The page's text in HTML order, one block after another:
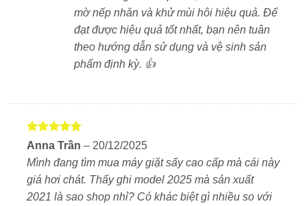
Trọng lượng:Khoảng 82 kg
Màu sắc:Trắng ngọc trai (Pearl White) – tạo cảm
bóng mờ, bền và chống trầy xước tốt
Lồng giặt nghiêng tiện lợi
Thiết kế nghiêng 7°giúp dễ lấy đồ và cải thiện
hiệu suất giặt nhờ chuyển động xoay đảo đều hơn
mờ nếp nhăn và khử mùi hôi hiệu quả. Để
đạt được hiệu quả tốt nhất, bạn nên tuân
theo hướng dẫn sử dụng và vệ sinh sản
phẩm định kỳ. 👍
Được xếp
sao
Anna Trần – 20/12/2025
Mình đang tìm mua máy giặt sấy cao cấp mà cái này
giá hơi chát. Thấy ghi model 2025 mà sản xuất
2021 là sao shop nhỉ? Có khác biệt gì nhiều so với